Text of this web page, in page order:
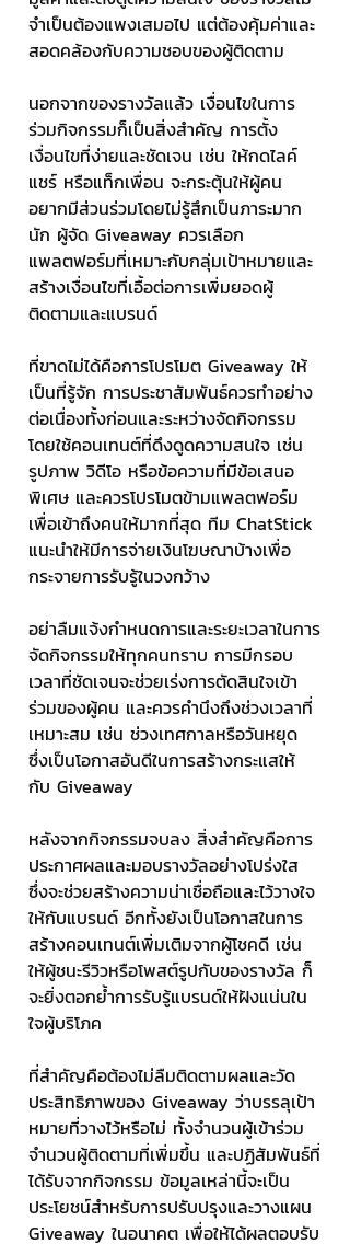
จำเป็นต้องแพงเสมอไป แต่ต้องคุ้มค่าและ
สอดคล้องกับความชอบของผู้ติดตาม
นอกจากของรางวัลแล้ว เงื่อนไขในการ
ร่วมกิจกรรมก็เป็นสิ่งสำคัญ การตั้ง
เงื่อนไขที่ง่ายและชัดเจน เช่น ให้กดไลค์
แชร์ หรือแท็กเพื่อน จะกระตุ้นให้ผู้คน
อยากมีส่วนร่วมโดยไม่รู้สึกเป็นภาระมาก
นัก ผู้จัด Giveaway ควรเลือก
แพลตฟอร์มที่เหมาะกับกลุ่มเป้าหมายและ
สร้างเงื่อนไขที่เอื้อต่อการเพิ่มยอดผู้
ติดตามและแบรนด์
ที่ขาดไม่ได้คือการโปรโมต Giveaway ให้
เป็นที่รู้จัก การประชาสัมพันธ์ควรทำอย่าง
ต่อเนื่องทั้งก่อนและระหว่างจัดกิจกรรม
โดยใช้คอนเทนต์ที่ดึงดูดความสนใจ เช่น
รูปภาพ วิดีโอ หรือข้อความที่มีข้อเสนอ
พิเศษ และควรโปรโมตข้ามแพลตฟอร์ม
เพื่อเข้าถึงคนให้มากที่สุด ทีม ChatStick
แนะนำให้มีการจ่ายเงินโฆษณาบ้างเพื่อ
กระจายการรับรู้ในวงกว้าง
อย่าลืมแจ้งกำหนดการและระยะเวลาในการ
จัดกิจกรรมให้ทุกคนทราบ การมีกรอบ
เวลาที่ชัดเจนจะช่วยเร่งการตัดสินใจเข้า
ร่วมของผู้คน และควรคำนึงถึงช่วงเวลาที่
เหมาะสม เช่น ช่วงเทศกาลหรือวันหยุด
ซึ่งเป็นโอกาสอันดีในการสร้างกระแสให้
กับ Giveaway
หลังจากกิจกรรมจบลง สิ่งสำคัญคือการ
ประกาศผลและมอบรางวัลอย่างโปร่งใส
ซึ่งจะช่วยสร้างความน่าเชื่อถือและไว้วางใจ
ให้กับแบรนด์ อีกทั้งยังเป็นโอกาสในการ
สร้างคอนเทนต์เพิ่มเติมจากผู้โชคดี เช่น
ให้ผู้ชนะรีวิวหรือโพสต์รูปกับของรางวัล ก็
จะยิ่งตอกย้ำการรับรู้แบรนด์ให้ฝังแน่นใน
ใจผู้บริโภค
ที่สำคัญคือต้องไม่ลืมติดตามผลและวัด
ประสิทธิภาพของ Giveaway ว่าบรรลุเป้า
หมายที่วางไว้หรือไม่ ทั้งจำนวนผู้เข้าร่วม
จำนวนผู้ติดตามที่เพิ่มขึ้น และปฏิสัมพันธ์ที่
ได้รับจากกิจกรรม ข้อมูลเหล่านี้จะเป็น
ประโยชน์สำหรับการปรับปรุงและวางแผน
Giveaway ในอนาคต เพื่อให้ได้ผลตอบรับ